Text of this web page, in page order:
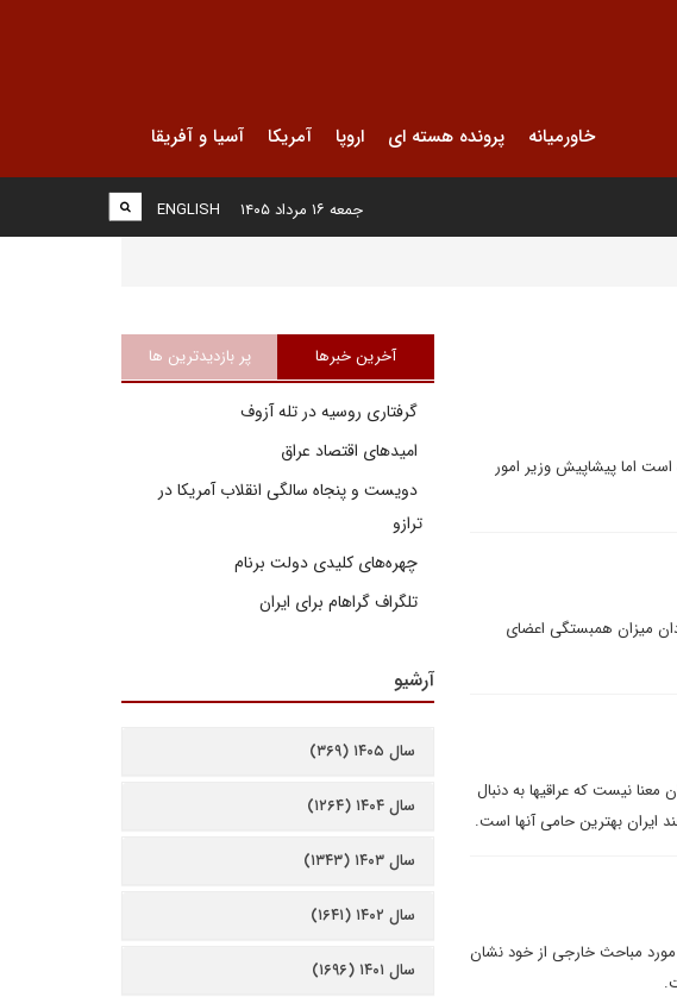
خاورمیانه پرونده هسته ای اروپا آمریکا آسیا و آفریقا
ENGLISH جمعه ۱۶ مرداد ۱۴۰۵
مشوق هاى جديد از سوى ۱+۵ را دريافت نکرده است اما پيشاپيش وزير امور
نشان دان میزان همبستگی اعضای
معنا نیست که عراقی­ها به دنبال
ایران بهترین حامی آنها است.
مورد مباحث خارجی از خود نشان
آخرین خبرها پر بازدیدترین ها
گرفتاری روسیه در تله آزوف
امیدهای اقتصاد عراق
دویست و پنجاه سالگی انقلاب آمریکا در
ترازو
چهره‌های کلیدی دولت برنام
تلگراف گراهام برای ایران
آرشیو
سال ۱۴۰۵ (۳۶۹)
سال ۱۴۰۴ (۱۲۶۴)
سال ۱۴۰۳ (۱۳۴۳)
سال ۱۴۰۲ (۱۶۴۱)
سال ۱۴۰۱ (۱۶۹۶)